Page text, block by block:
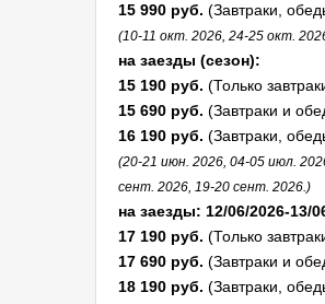
15 990 руб. (Завтраки,
(10-11 окт. 2026, 24-25 окт.
на заезды (сезон):
15 190 руб. (Только
15 690 руб. (Завтраки и
16 190 руб. (Завтраки,
(20-21 июн. 2026, 04-05 июл.
сент. 2026, 19-20 сент. 2026.)
на заезды: 12/06/2026-13/
17 190 руб. (Только
17 690 руб. (Завтраки и
18 190 руб. (Завтраки,